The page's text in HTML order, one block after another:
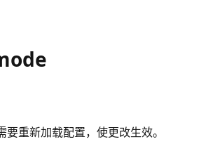
重新加载配置，使更改生效。